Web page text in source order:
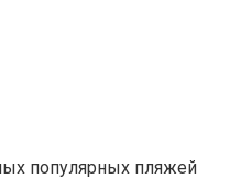
популярных пляжей